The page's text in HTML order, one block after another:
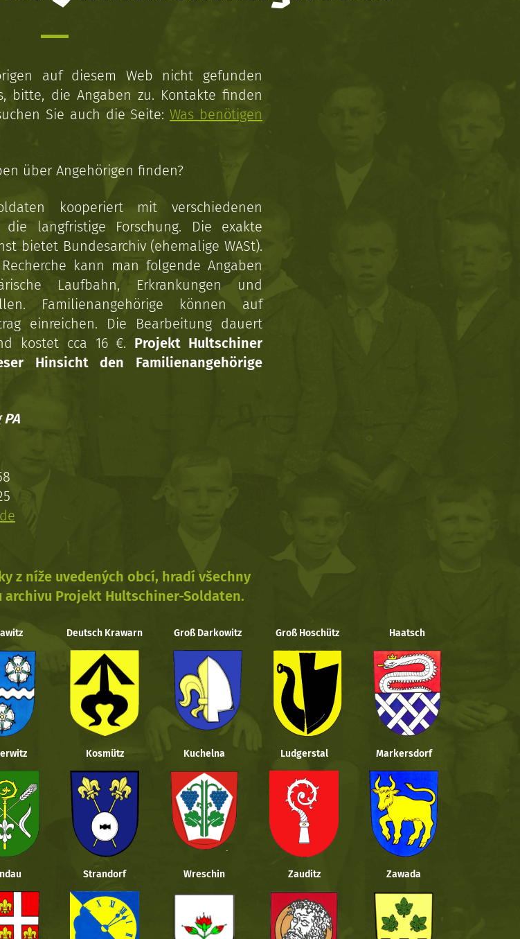
auf diesem Web nicht gefunden
bitte, die Angaben zu. Kontakte finden
Sie auch die Seite:Was benötigen
über Angehörigen finden?
kooperiert mit verschiedenen
langfristige Forschung. Die exakte
bietet Bundesarchiv (ehemalige WASt).
kann man folgende Angaben
Laufbahn, Erkrankungen und
Familienangehörige können auf
einreichen. Die Bearbeitung dauert
kostet cca 16 €. Projekt Hultschiner
Hinsicht den Familienangehörige
z níže uvedených obcí, hradí všechny
Projekt Hultschiner-Soldaten.
Deutsch Krawarn Groß Darkowitz Groß Hoschütz Haatsch
Kosmütz Kuchelna Ludgerstal Markersdorf
Strandorf Wreschin Zauditz Zawada